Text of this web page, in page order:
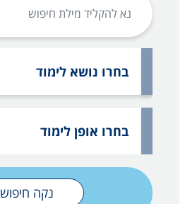
בחרו נושא לימוד
בחרו אופן לימוד
נקה חיפוש